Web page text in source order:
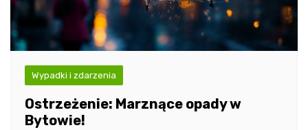
Wypadki i zdarzenia
Ostrzeżenie: Marznące opady w
Bytowie!